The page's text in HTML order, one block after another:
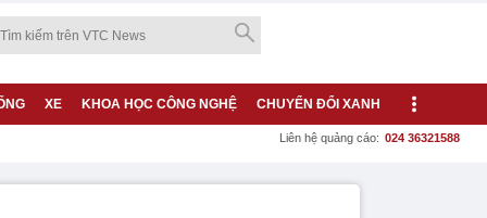
XE KHOA HỌC CÔNG NGHỆ CHUYỂN ĐỔI XANH
Liên hệ quảng cáo: 024 36321588